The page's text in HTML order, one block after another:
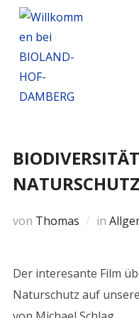
NATURSCHUTZ
von Thomas in
Der interesante Film
Naturschutz auf